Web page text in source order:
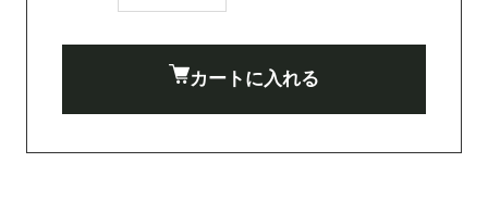
カートに入れる